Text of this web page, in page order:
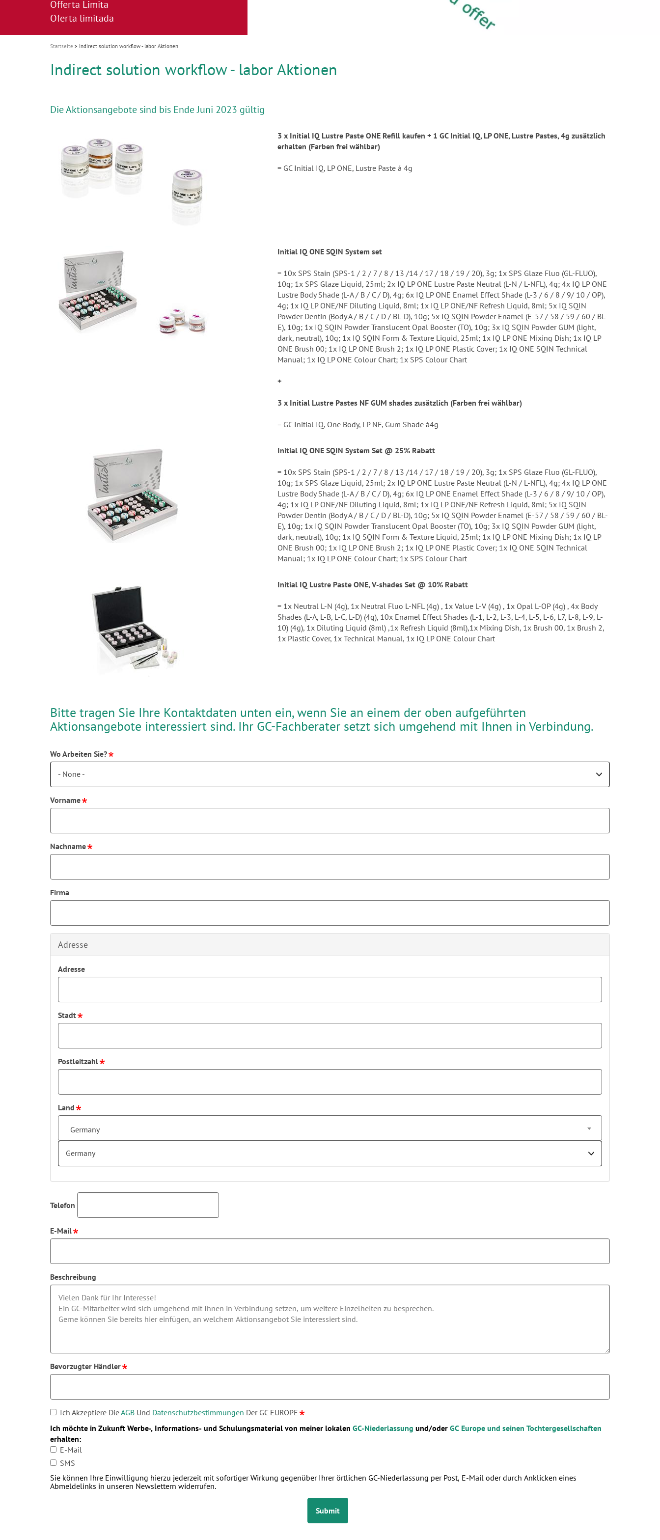
i
o
n
Offerta Limita
Oferta limitada
Startseite Indirect solution workflow - labor Aktionen
Indirect solution workflow - labor Aktionen
Die Aktionsangebote sind bis Ende Juni 2023 gültig
3 x Initial IQ Lustre Paste ONE Refill kaufen + 1 GC Initial IQ, LP ONE, Lustre Pastes, 4g zusätzlich
erhalten (Farben frei wählbar)
= GC Initial IQ, LP ONE, Lustre Paste á 4g
Initial IQ ONE SQIN System set
= 10x SPS Stain (SPS-1 / 2 / 7 / 8 / 13 /14 / 17 / 18 / 19 / 20), 3g; 1x SPS Glaze Fluo (GL-FLUO),
10g; 1x SPS Glaze Liquid, 25ml; 2x IQ LP ONE Lustre Paste Neutral (L-N / L-NFL), 4g; 4x IQ LP ONE
Lustre Body Shade (L-A / B / C / D), 4g; 6x IQ LP ONE Enamel Effect Shade (L-3 / 6 / 8 / 9/ 10 / OP),
4g; 1x IQ LP ONE/NF Diluting Liquid, 8ml; 1x IQ LP ONE/NF Refresh Liquid, 8ml; 5x IQ SQIN
Powder Dentin (Body A / B / C / D / BL-D), 10g; 5x IQ SQIN Powder Enamel (E-57 / 58 / 59 / 60 / BL-
E), 10g; 1x IQ SQIN Powder Translucent Opal Booster (TO), 10g; 3x IQ SQIN Powder GUM (light,
dark, neutral), 10g; 1x IQ SQIN Form & Texture Liquid, 25ml; 1x IQ LP ONE Mixing Dish; 1x IQ LP
ONE Brush 00; 1x IQ LP ONE Brush 2; 1x IQ LP ONE Plastic Cover; 1x IQ ONE SQIN Technical
Manual; 1x IQ LP ONE Colour Chart; 1x SPS Colour Chart
+
3 x Initial Lustre Pastes NF GUM shades zusätzlich (Farben frei wählbar)
= GC Initial IQ, One Body, LP NF, Gum Shade á4g
Initial IQ ONE SQIN System Set @ 25% Rabatt
= 10x SPS Stain (SPS-1 / 2 / 7 / 8 / 13 /14 / 17 / 18 / 19 / 20), 3g; 1x SPS Glaze Fluo (GL-FLUO),
10g; 1x SPS Glaze Liquid, 25ml; 2x IQ LP ONE Lustre Paste Neutral (L-N / L-NFL), 4g; 4x IQ LP ONE
Lustre Body Shade (L-A / B / C / D), 4g; 6x IQ LP ONE Enamel Effect Shade (L-3 / 6 / 8 / 9/ 10 / OP),
4g; 1x IQ LP ONE/NF Diluting Liquid, 8ml; 1x IQ LP ONE/NF Refresh Liquid, 8ml; 5x IQ SQIN
Powder Dentin (Body A / B / C / D / BL-D), 10g; 5x IQ SQIN Powder Enamel (E-57 / 58 / 59 / 60 / BL-
E), 10g; 1x IQ SQIN Powder Translucent Opal Booster (TO), 10g; 3x IQ SQIN Powder GUM (light,
dark, neutral), 10g; 1x IQ SQIN Form & Texture Liquid, 25ml; 1x IQ LP ONE Mixing Dish; 1x IQ LP
ONE Brush 00; 1x IQ LP ONE Brush 2; 1x IQ LP ONE Plastic Cover; 1x IQ ONE SQIN Technical
Manual; 1x IQ LP ONE Colour Chart; 1x SPS Colour Chart
Initial IQ Lustre Paste ONE, V-shades Set @ 10% Rabatt
= 1x Neutral L-N (4g), 1x Neutral Fluo L-NFL (4g) , 1x Value L-V (4g) , 1x Opal L-OP (4g) , 4x Body
Shades (L-A, L-B, L-C, L-D) (4g), 10x Enamel Effect Shades (L-1, L-2, L-3, L-4, L-5, L-6, L7, L-8, L-9, L-
10) (4g), 1x Diluting Liquid (8ml) ,1x Refresh Liquid (8ml),1x Mixing Dish, 1x Brush 00, 1x Brush 2,
1x Plastic Cover, 1x Technical Manual, 1x IQ LP ONE Colour Chart
Bitte tragen Sie Ihre Kontaktdaten unten ein, wenn Sie an einem der oben aufgeführten
Aktionsangebote interessiert sind. Ihr GC-Fachberater setzt sich umgehend mit Ihnen in Verbindung.
Wo Arbeiten Sie?
- None -
Vorname
Nachname
Firma
Adresse
Adresse
Stadt
Postleitzahl
Land
Germany
Germany
Telefon
E-Mail
Beschreibung
Bevorzugter Händler
Ich Akzeptiere DieAGB Und Datenschutzbestimmungen Der GC EUROPE
Ich möchte in Zukunft Werbe-, Informations- und Schulungsmaterial von meiner lokalen GC-Niederlassung und/oder GC Europe und seinen Tochtergesellschaften
erhalten:
E-Mail
SMS
Sie können Ihre Einwilligung hierzu jederzeit mit sofortiger Wirkung gegenüber Ihrer örtlichen GC-Niederlassung per Post, E-Mail oder durch Anklicken eines
Abmeldelinks in unseren Newslettern widerrufen.
Submit